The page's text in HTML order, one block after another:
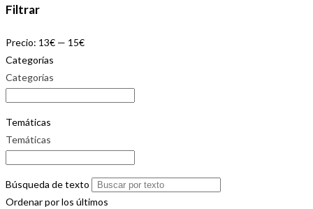
Filtrar
Precio: 13€ — 15€
Categorías
Categorías
Temáticas
Temáticas
Búsqueda de texto
Ordenar por los últimos